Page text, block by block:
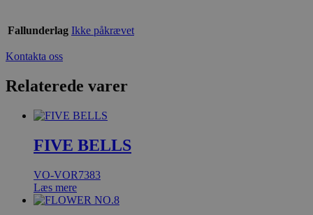
Fallunderlag Ikke påkrævet
Kontakta oss
Relaterede varer
FIVE BELLS
VO-VOR7383
Læs mere